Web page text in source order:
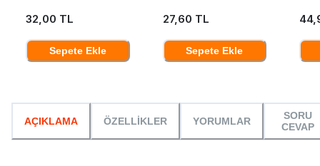
32,00 TL
Sepete Ekle
27,60 TL
Sepete Ekle
AÇIKLAMA ÖZELLİKLER YORUMLAR
SORU
CEVAP